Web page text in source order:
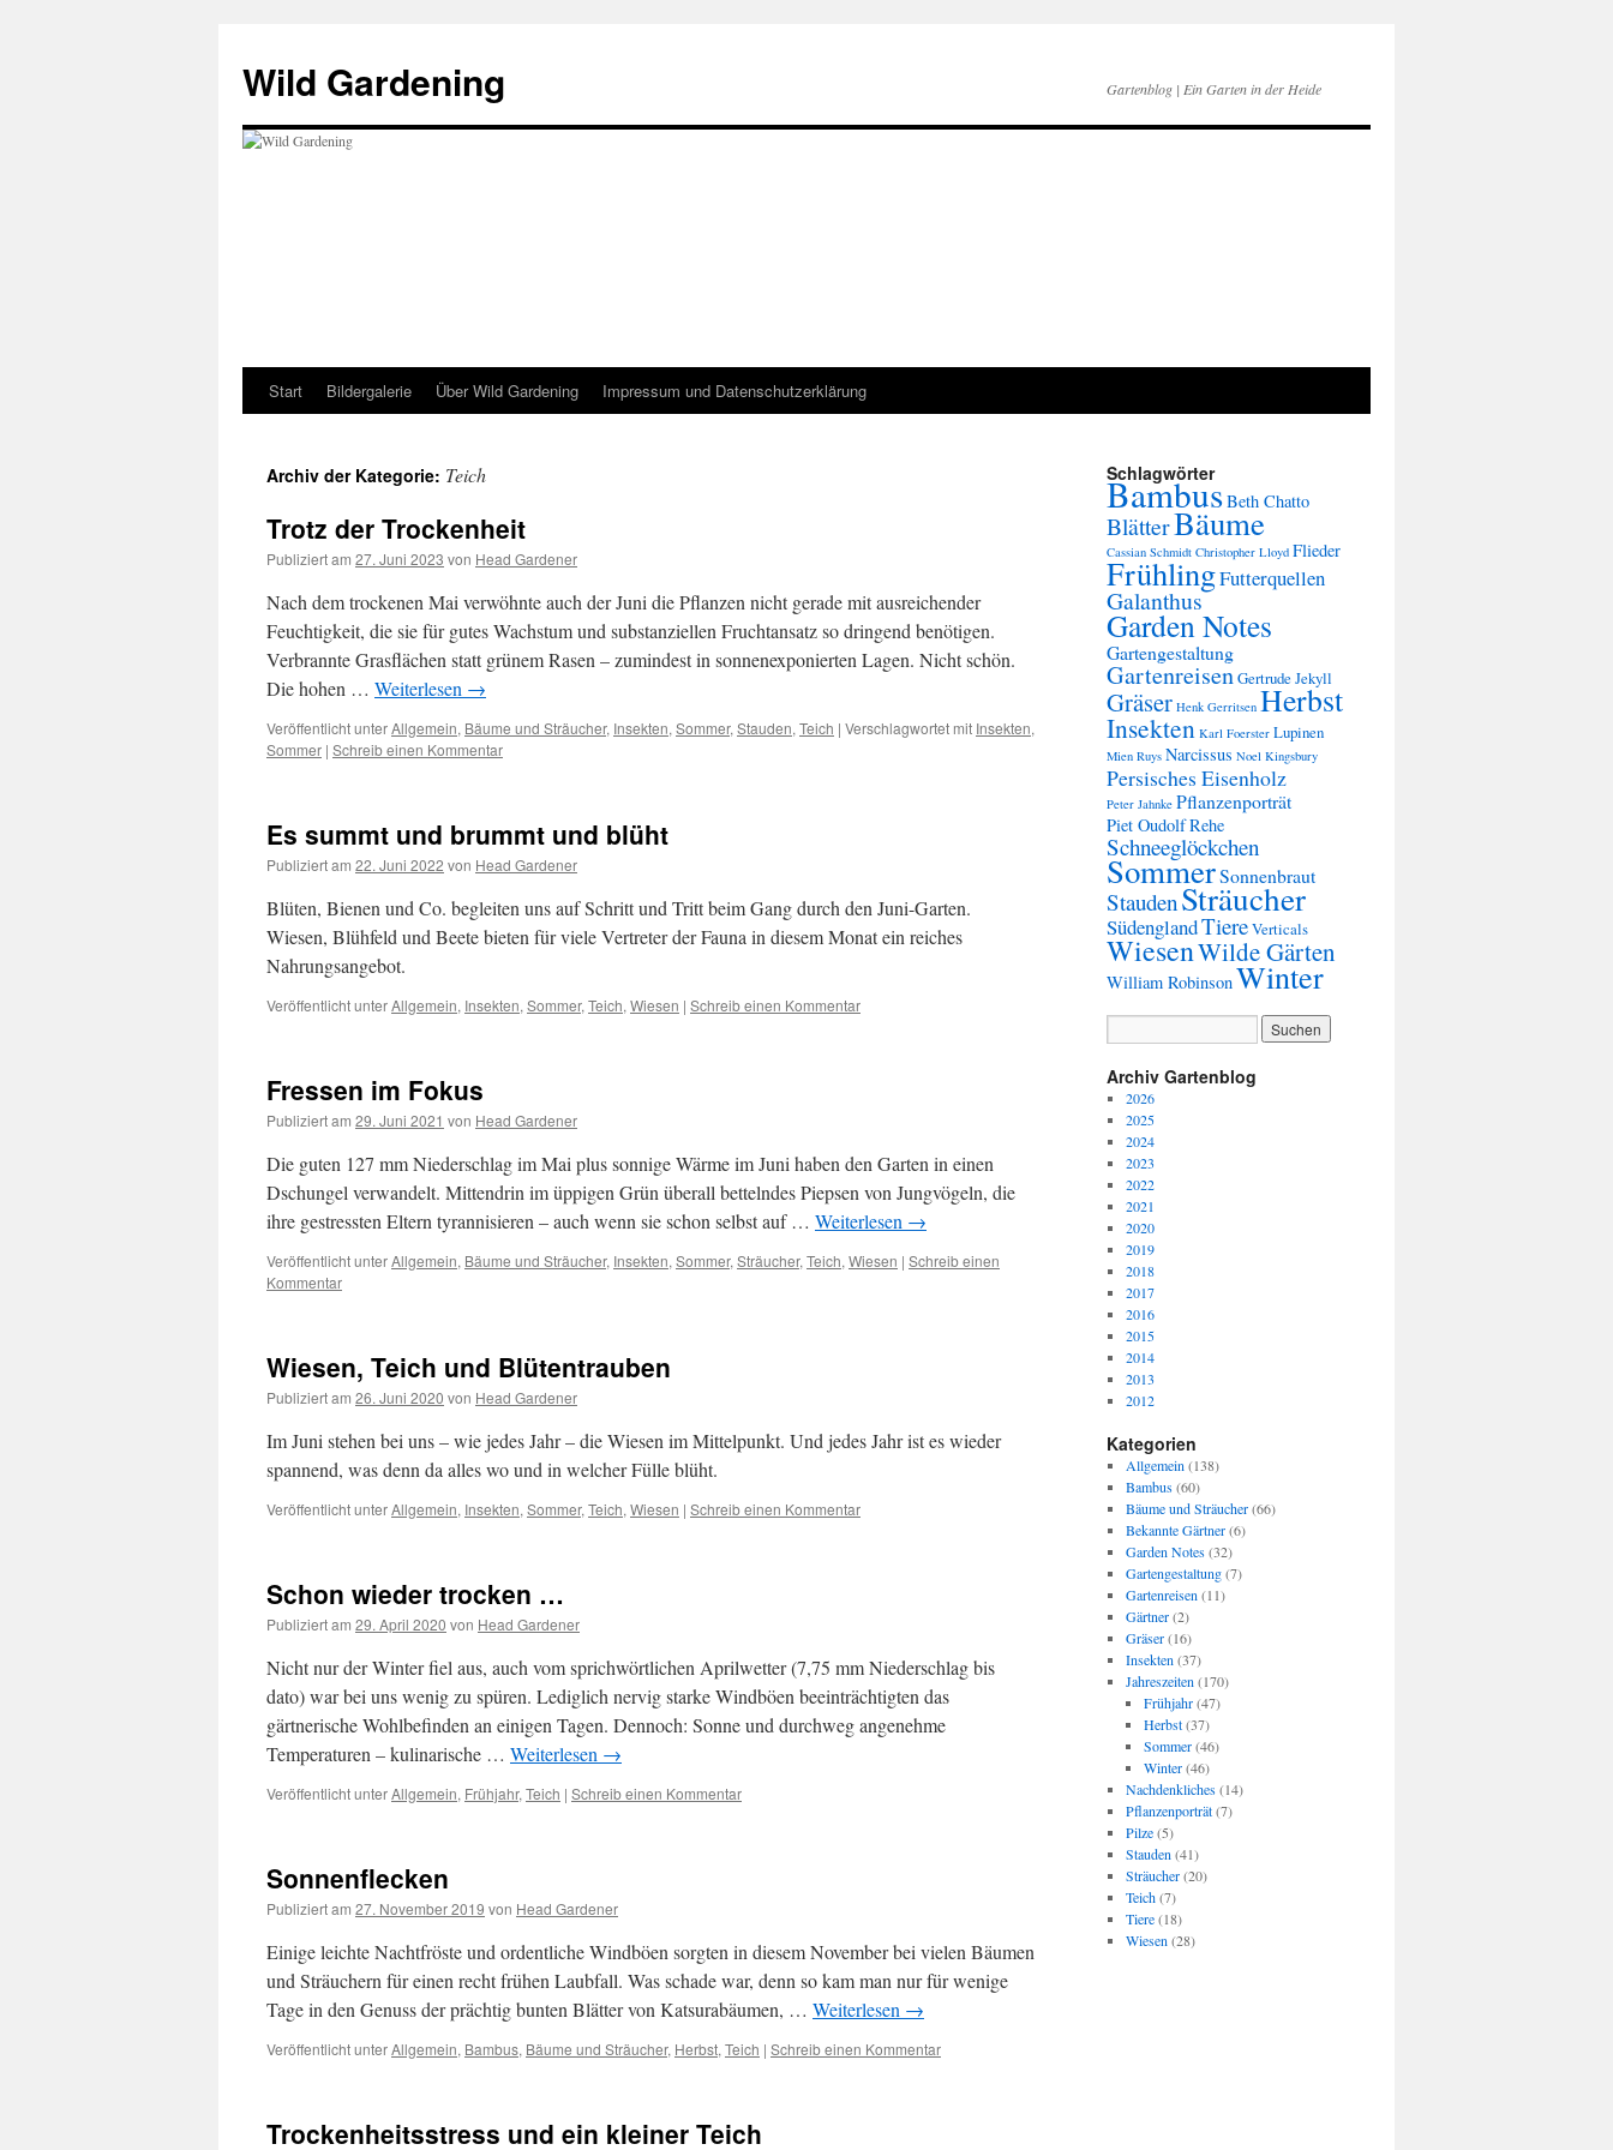
Wild Gardening Gartenblog | Ein Garten in der Heide
Zum
springen
Start Bildergalerie Über Wild Gardening Impressum und Datenschutzerklärung
Archiv der Kategorie: Teich
Trotz der Trockenheit
Publiziert am 27. Juni 2023 von Head Gardener
Nach dem trockenen Mai verwöhnte auch der Juni die Pflanzen nicht gerade mit ausreichender
Feuchtigkeit, die sie für gutes Wachstum und substanziellen Fruchtansatz so dringend benötigen.
Verbrannte Grasflächen statt grünem Rasen – zumindest in sonnenexponierten Lagen. Nicht schön.
Die hohen … Weiterlesen →
Veröffentlicht unterAllgemein, Bäume und Sträucher, Insekten, Sommer, Stauden, Teich | Verschlagwortet mit Insekten,
Sommer | Schreib einen Kommentar
Es summt und brummt und blüht
Publiziert am 22. Juni 2022 von Head Gardener
Blüten, Bienen und Co. begleiten uns auf Schritt und Tritt beim Gang durch den Juni-Garten.
Wiesen, Blühfeld und Beete bieten für viele Vertreter der Fauna in diesem Monat ein reiches
Nahrungsangebot.
Veröffentlicht unterAllgemein, Insekten, Sommer, Teich, Wiesen | Schreib einen Kommentar
Fressen im Fokus
Publiziert am 29. Juni 2021 von Head Gardener
Die guten 127 mm Niederschlag im Mai plus sonnige Wärme im Juni haben den Garten in einen
Dschungel verwandelt. Mittendrin im üppigen Grün überall bettelndes Piepsen von Jungvögeln, die
ihre gestressten Eltern tyrannisieren – auch wenn sie schon selbst auf … Weiterlesen →
Veröffentlicht unterAllgemein, Bäume und Sträucher, Insekten, Sommer, Sträucher, Teich, Wiesen | Schreib einen
Kommentar
Wiesen, Teich und Blütentrauben
Publiziert am 26. Juni 2020 von Head Gardener
Im Juni stehen bei uns – wie jedes Jahr – die Wiesen im Mittelpunkt. Und jedes Jahr ist es wieder
spannend, was denn da alles wo und in welcher Fülle blüht.
Veröffentlicht unterAllgemein, Insekten, Sommer, Teich, Wiesen | Schreib einen Kommentar
Schon wieder trocken …
Publiziert am 29. April 2020 von Head Gardener
Nicht nur der Winter fiel aus, auch vom sprichwörtlichen Aprilwetter (7,75 mm Niederschlag bis
dato) war bei uns wenig zu spüren. Lediglich nervig starke Windböen beeinträchtigten das
gärtnerische Wohlbefinden an einigen Tagen. Dennoch: Sonne und durchweg angenehme
Temperaturen – kulinarische … Weiterlesen →
Veröffentlicht unterAllgemein, Frühjahr, Teich | Schreib einen Kommentar
Sonnenflecken
Publiziert am 27. November 2019 von Head Gardener
Einige leichte Nachtfröste und ordentliche Windböen sorgten in diesem November bei vielen Bäumen
und Sträuchern für einen recht frühen Laubfall. Was schade war, denn so kam man nur für wenige
Tage in den Genuss der prächtig bunten Blätter von Katsurabäumen, … Weiterlesen →
Veröffentlicht unterAllgemein, Bambus, Bäume und Sträucher, Herbst, Teich | Schreib einen Kommentar
Trockenheitsstress und ein kleiner Teich
Schlagwörter
BambusBeth Chatto
BlätterBäume
Cassian Schmidt Christopher Lloyd Flieder
FrühlingFutterquellen
Galanthus
Garden Notes
Gartengestaltung
GartenreisenGertrude Jekyll
Gräser Henk Gerritsen Herbst
Insekten Karl Foerster Lupinen
Mien Ruys Narcissus Noel Kingsbury
Persisches Eisenholz
Peter Jahnke Pflanzenporträt
Piet OudolfRehe
Schneeglöckchen
SommerSonnenbraut
StaudenSträucher
SüdenglandTiereVerticals
WiesenWilde Gärten
William RobinsonWinter
Archiv Gartenblog
2026
2025
2024
2023
2022
2021
2020
2019
2018
2017
2016
2015
2014
2013
2012
Kategorien
Allgemein (138)
Bambus(60)
Bäume und Sträucher(66)
Bekannte Gärtner(6)
Garden Notes(32)
Gartengestaltung(7)
Gartenreisen (11)
Gärtner(2)
Gräser(16)
Insekten (37)
Jahreszeiten (170)
Frühjahr(47)
Herbst(37)
Sommer(46)
Winter(46)
Nachdenkliches(14)
Pflanzenporträt(7)
Pilze(5)
Stauden (41)
Sträucher(20)
Teich(7)
Tiere(18)
Wiesen (28)